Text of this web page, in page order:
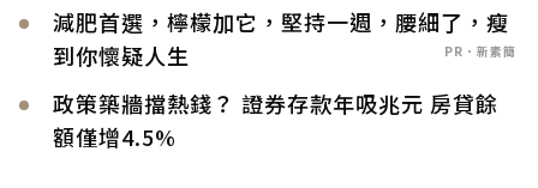
減肥首選，檸檬加它，堅持一週，腰細了，瘦
到你懷疑人生
PR．新素簡
政策築牆擋熱錢？ 證券存款年吸兆元 房貸餘
額僅增4.5%